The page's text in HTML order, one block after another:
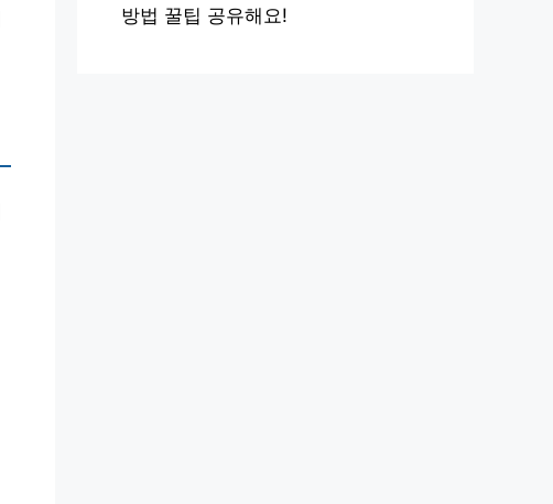
방법 꿀팁 공유해요!